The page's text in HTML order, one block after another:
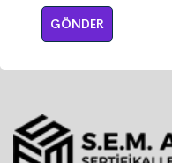
GÖNDER